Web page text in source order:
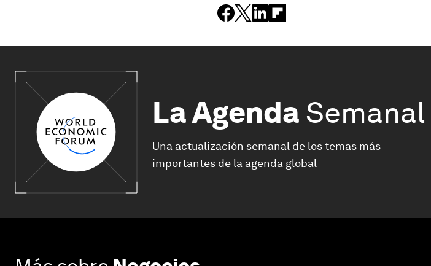
La Agenda Semanal
Una actualización semanal de los temas más
importantes de la agenda global